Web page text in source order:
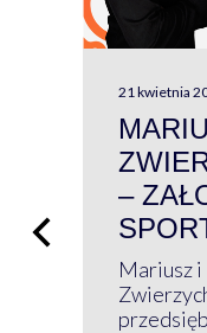
21 kwietnia
–
Mariusz